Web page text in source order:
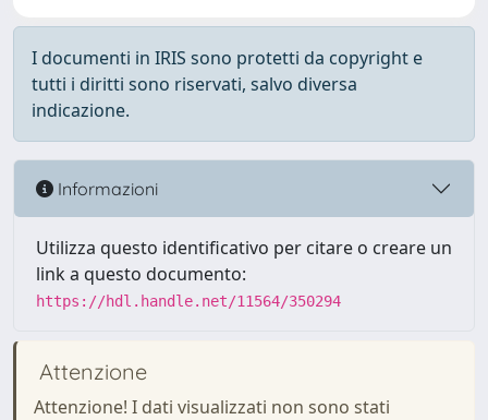
I documenti in IRIS sono protetti da copyright e
tutti i diritti sono riservati, salvo diversa
indicazione.
Informazioni
Utilizza questo identificativo per citare o creare un
link a questo documento:
https://hdl.handle.net/11564/350294
Attenzione
Attenzione! I dati visualizzati non sono stati